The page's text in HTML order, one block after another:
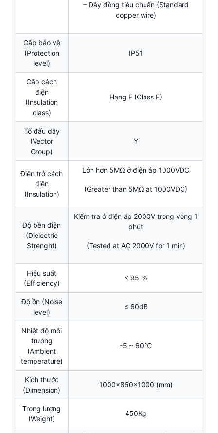
– Dây đồng tiêu chuẩn (Standard
copper wire)
Cấp bảo vệ
(Protection
level)
IP51
Cấp cách
điện
(Insulation
class)
Hạng F (Class F)
Tổ đấu dây
(Vector
Group)
Y
Điện trở cách
điện
(Insulation)
Lớn hơn 5MΩ ở điện áp 1000VDC
(Greater than 5MΩ at 1000VDC)
Độ bền điện
(Dielectric
Strenght)
Kiểm tra ở điện áp 2000V trong vòng 1
phút
(Tested at AC 2000V for 1 min)
Hiệu suất
(Efficiency)
< 95 ％
Độ ồn (Noise
level)
≤ 60dB
Nhiệt độ môi
trường
(Ambient
temperature)
-5 ~ 60℃
Kích thước
(Dimension)
1000x850x1000 (mm)
Trọng lượng
(Weight)
450Kg